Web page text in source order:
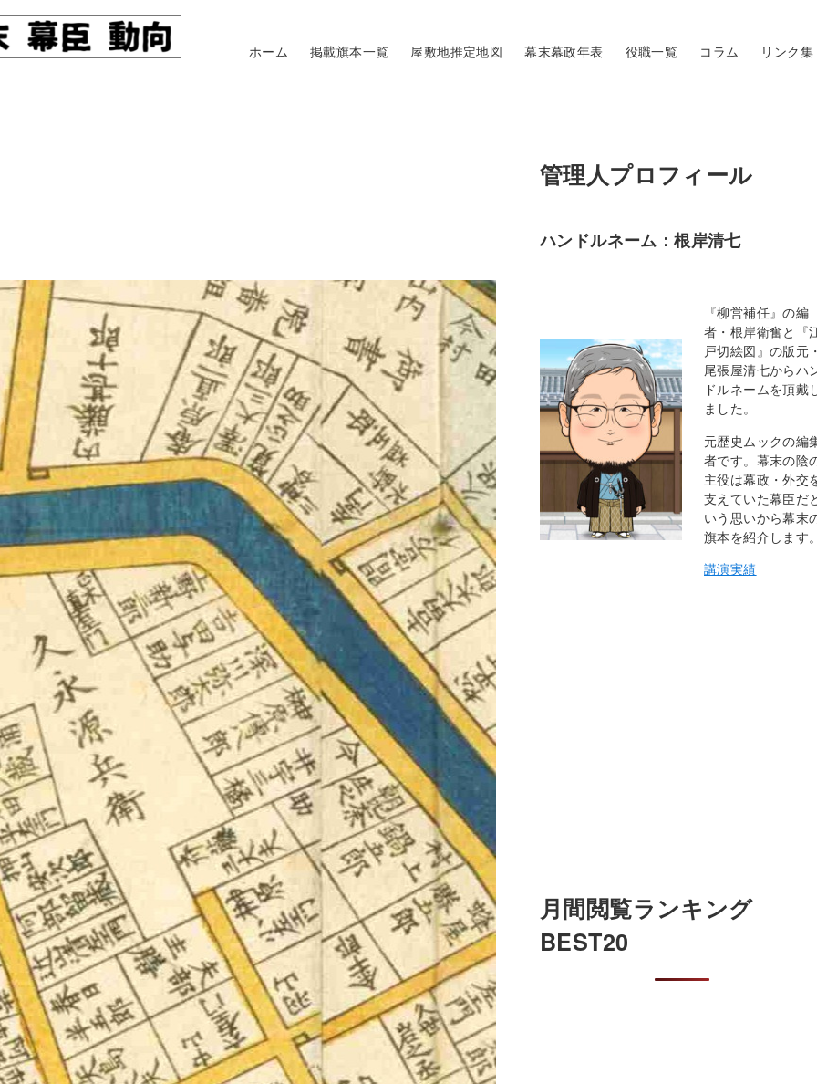
ホーム 掲載旗本一覧 屋敷地推定地図 幕末幕政年表 役職一覧 コラム リンク集
管理人プロフィール
ハンドルネーム：根岸清七
『柳営補任』の編
者・根岸衛奮と『
戸切絵図』の版元
尾張屋清七からハ
ドルネームを頂戴
ました。
元歴史ムックの編
者です。幕末の陰
主役は幕政・外交
支えていた幕臣だ
いう思いから幕末
旗本を紹介します
講演実績
月間閲覧ランキング
BEST20